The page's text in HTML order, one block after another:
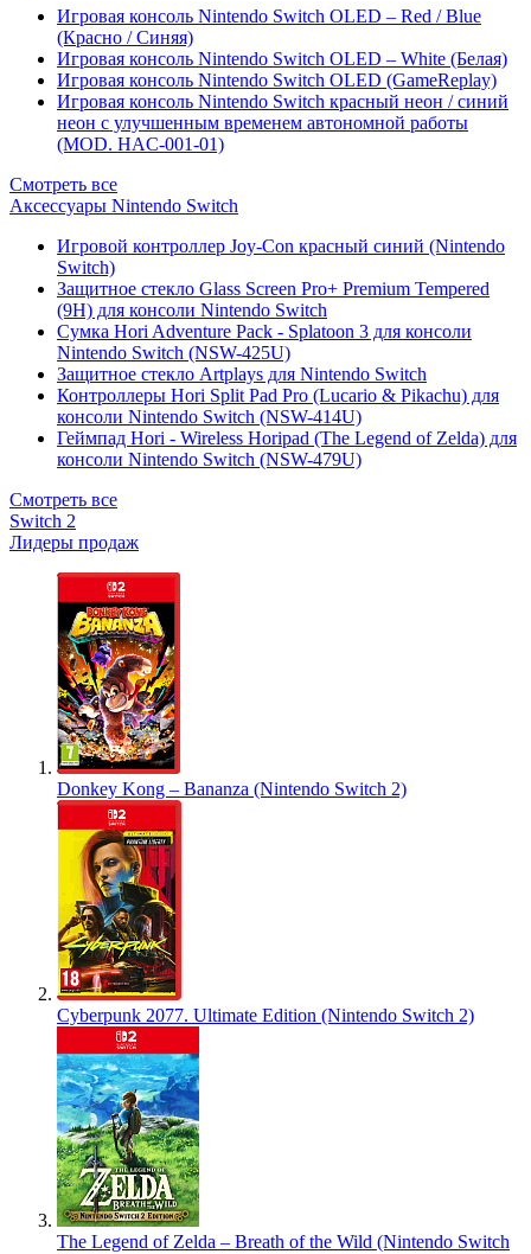
Игровая консоль Nintendo Switch OLED – Red / Blue
(Красно / Синяя)
Игровая консоль Nintendo Switch OLED – White (Белая)
Игровая консоль Nintendo Switch OLED (GameReplay)
Игровая консоль Nintendo Switch красный неон / синий
неон с улучшенным временем автономной работы
(MOD. HAC-001-01)
Смотреть все
Аксессуары Nintendo Switch
Игровой контроллер Joy-Con красный синий (Nintendo
Switch)
Защитное стекло Glass Screen Pro+ Premium Tempered
(9H) для консоли Nintendo Switch
Сумка Hori Adventure Pack - Splatoon 3 для консоли
Nintendo Switch (NSW-425U)
Защитное стекло Artplays для Nintendo Switch
Контроллеры Hori Split Pad Pro (Lucario & Pikachu) для
консоли Nintendo Switch (NSW-414U)
Геймпад Hori - Wireless Horipad (The Legend of Zelda) для
консоли Nintendo Switch (NSW-479U)
Смотреть все
Switch 2
Лидеры продаж
Donkey Kong – Bananza (Nintendo Switch 2)
Cyberpunk 2077. Ultimate Edition (Nintendo Switch 2)
The Legend of Zelda – Breath of the Wild (Nintendo Switch